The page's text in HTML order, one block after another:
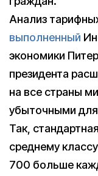
Анализ
выполненный
экономики
президента
на все страны
убыточными для
Так,
среднему
700 больше